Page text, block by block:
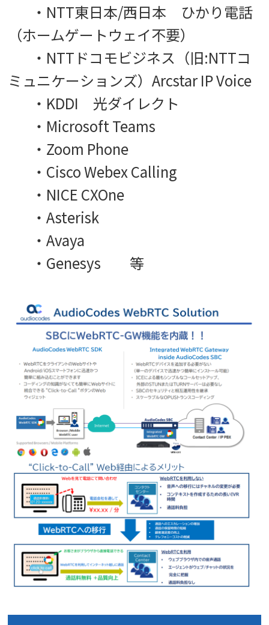
・NTT東日本/西日本 ひかり電話
（ホームゲートウェイ不要）
・NTTドコモビジネス（旧:NTTコ
ミュニケーションズ）Arcstar IP Voice
・KDDI 光ダイレクト
・Microsoft Teams
・Zoom Phone
・Cisco Webex Calling
・NICE CXOne
・Asterisk
・Avaya
・Genesys 等